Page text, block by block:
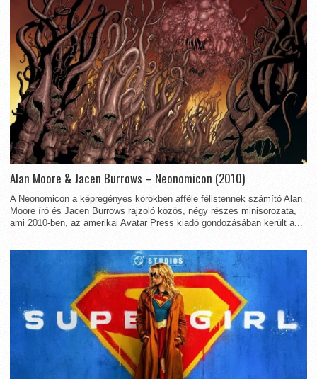
Alan Moore & Jacen Burrows – Neonomicon (2010)
A Neonomicon a képregényes körökben afféle félistennek számító Alan
Moore író és Jacen Burrows rajzoló közös, négy részes minisorozata,
ami 2010-ben, az amerikai Avatar Press kiadó gondozásában került a...